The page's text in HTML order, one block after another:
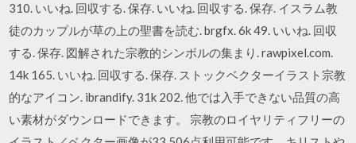
310. いいね. 回収する. 保存. いいね. 回収する. 保存. イスラム教
徒のカップルが草の上の聖書を読む. brgfx. 6k 49. いいね. 回収
する. 保存. 図解された宗教的シンボルの集まり. rawpixel.com.
14k 165. いいね. 回収する. 保存. ストックベクターイラスト宗教
的なアイコン. ibrandify. 31k 202. 他では入手できない品質の高
い素材がダウンロードできます。 宗教のロイヤリティフリーの